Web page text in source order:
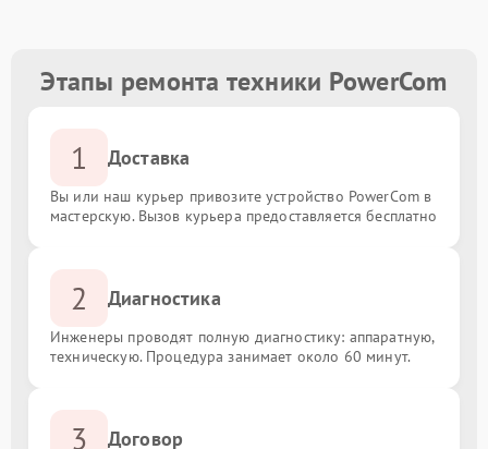
Этапы ремонта техники PowerCom
1 Доставка
Вы или наш курьер привозите устройство PowerCom в
мастерскую. Вызов курьера предоставляется бесплатно
2 Диагностика
Инженеры проводят полную диагностику: аппаратную,
техническую. Процедура занимает около 60 минут.
3 Договор